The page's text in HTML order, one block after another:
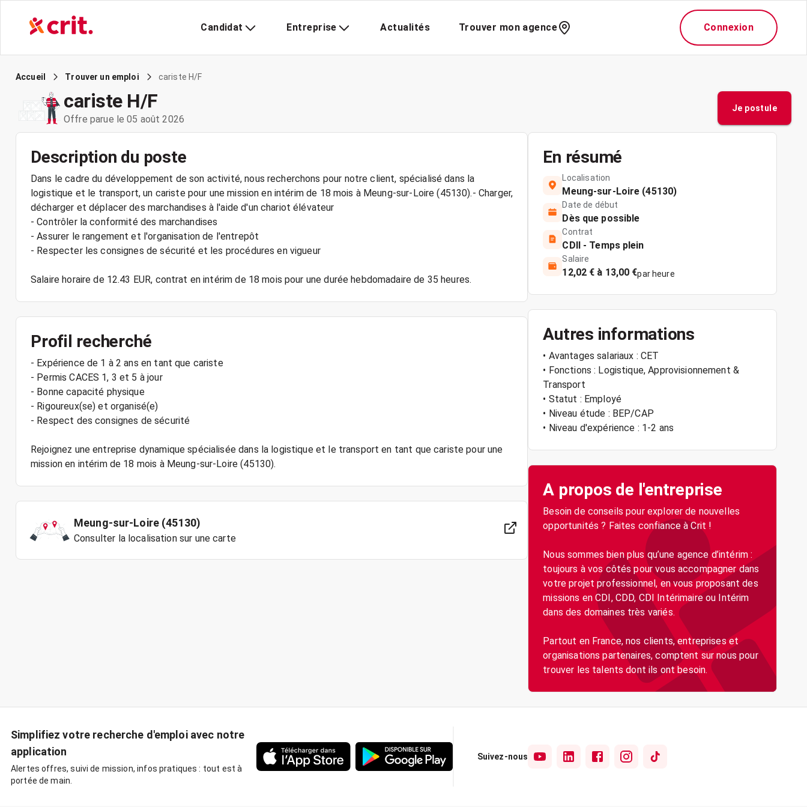
Candidat Entreprise Actualités Trouver mon agence Connexion
Accueil Trouver un emploi cariste H/F
cariste H/F
Offre parue le 05 août 2026
Je postule
Description du poste
Dans le cadre du développement de son activité, nous recherchons pour notre client, spécialisé dans la
logistique et le transport, un cariste pour une mission en intérim de 18 mois à Meung-sur-Loire (45130).- Charger,
décharger et déplacer des marchandises à l'aide d'un chariot élévateur
- Contrôler la conformité des marchandises
- Assurer le rangement et l'organisation de l'entrepôt
- Respecter les consignes de sécurité et les procédures en vigueur
Profil recherché
- Expérience de 1 à 2 ans en tant que cariste
- Permis CACES 1, 3 et 5 à jour
- Bonne capacité physique
- Rigoureux(se) et organisé(e)
- Respect des consignes de sécurité
Rejoignez une entreprise dynamique spécialisée dans la logistique et le transport en tant que cariste pour une
Meung-sur-Loire (45130)
Consulter la localisation sur une carte
En résumé
Localisation
Meung-sur-Loire (45130)
Date de début
Dès que possible
Contrat
CDII - Temps plein
Salaire
12,02 € à 13,00 €par heure
Autres informations
• Avantages salariaux : CET
• Fonctions : Logistique, Approvisionnement &
Transport
• Statut : Employé
• Niveau étude : BEP/CAP
• Niveau d'expérience : 1-2 ans
A propos de l'entreprise
Besoin de conseils pour explorer de nouvelles
opportunités ? Faites confiance à Crit !
Nous sommes bien plus qu’une agence d’intérim :
toujours à vos côtés pour vous accompagner dans
votre projet professionnel, en vous proposant des
missions en CDI, CDD, CDI Intérimaire ou Intérim
dans des domaines très variés.
Partout en France, nos clients, entreprises et
organisations partenaires, comptent sur nous pour
trouver les talents dont ils ont besoin.
Simplifiez votre recherche d'emploi avec notre
application
Alertes offres, suivi de mission, infos pratiques : tout est à
portée de main.
Suivez-nous